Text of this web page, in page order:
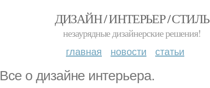
ДИЗАЙН / ИНТЕРЬЕР / СТИЛЬ
незаурядные дизайнерские решения!
главная новости статьи
Bce o дизaйнe интepьepa.